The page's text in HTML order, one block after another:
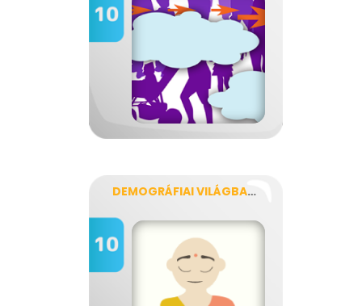
DEMOGRÁFIAI VILÁGBAJNOKSÁG